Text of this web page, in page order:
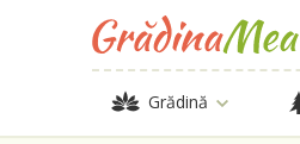
Grădină